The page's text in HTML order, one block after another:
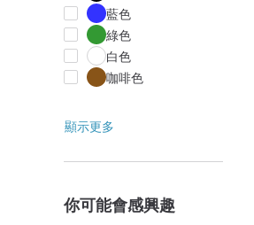
藍色
綠色
白色
咖啡色
顯示更多
你可能會感興趣